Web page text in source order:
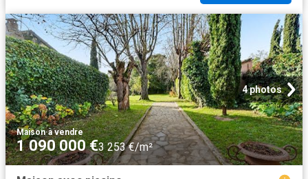
4 photos
Maison·à vendre
1 090 000 €3 253 €/m²